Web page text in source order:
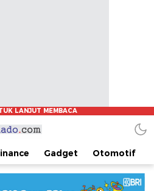
Gadget Otomotif